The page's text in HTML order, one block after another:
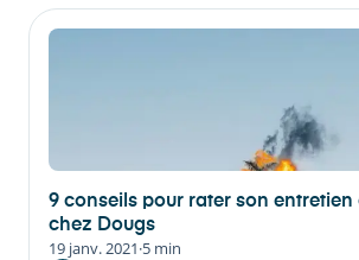
9 conseils pour rater son entretien
chez Dougs
19 janv. 2021·5 min